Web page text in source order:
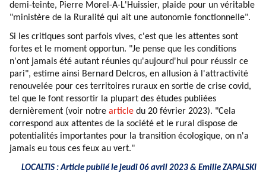
demi-teinte, Pierre Morel-A-L'Huissier, plaide pour un véritable
"ministère de la Ruralité qui ait une autonomie fonctionnelle".
Si les critiques sont parfois vives, c'est que les attentes sont
fortes et le moment opportun. "Je pense que les conditions
n'ont jamais été autant réunies qu'aujourd'hui pour réussir ce
pari", estime ainsi Bernard Delcros, en allusion à l'attractivité
renouvelée pour ces territoires ruraux en sortie de crise covid,
tel que le font ressortir la plupart des études publiées
dernièrement (voir notre article du 20 février 2023). "Cela
correspond aux attentes de la société et le rural dispose de
potentialités importantes pour la transition écologique, on n'a
jamais eu tous ces feux au vert."
LOCALTIS : Article publié le jeudi 06 avril 2023 & Emilie ZAPALSKI